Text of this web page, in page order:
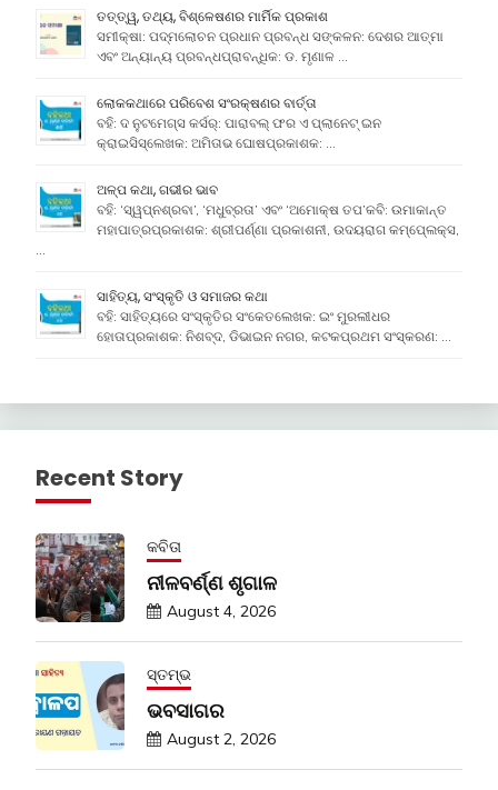
ତତ୍ତ୍ୱ, ତଥ୍ୟ, ବିଶ୍ଳେଷଣର ମାର୍ମିକ ପ୍ରକାଶ
ସମୀକ୍ଷା: ପଦ୍ମଲୋଚନ ପ୍ରଧାନ ପ୍ରବନ୍ଧ ସଙ୍କଳନ: ଦେଶର ଆତ୍ମା
ଏବଂ ଅନ୍ୟାନ୍ୟ ପ୍ରବନ୍ଧପ୍ରାବନ୍ଧିକ: ଡ. ମୃଣାଳ …
ଲୋକକଥାରେ ପରିବେଶ ସଂରକ୍ଷଣର ବାର୍ତ୍ତା
ବହି: ଦ ନୁଟମେଗ୍ସ କର୍ସର୍: ପାରାବଲ୍ ଫର ଏ ପ୍ଲାନେଟ୍ ଇନ
କ୍ରାଇସିସ୍ଲେଖକ: ଅମିତାଭ ଘୋଷପ୍ରକାଶକ: …
ଅଳ୍ପ କଥା, ଗଭୀର ଭାବ
ବହି: ‘ସ୍ୱପ୍ନଶ୍ରବା’, ‘ମଧୁବ୍ରତା’ ଏବଂ ‘ଅମୋକ୍ଷ ତପ’କବି: ଉମାକାନ୍ତ
ମହାପାତ୍ରପ୍ରକାଶକ: ଶ୍ରୀପର୍ଣ୍ଣା ପ୍ରକାଶନୀ, ଉଦୟରାଗ କମ୍ପେ୍ଲକ୍ସ,
ସାହିତ୍ୟ, ସଂସ୍କୃତି ଓ ସମାଜର କଥା
ବହି: ସାହିତ୍ୟରେ ସଂସ୍କୃତିର ସଂକେତଲେଖକ: ଇଂ ମୁରଲୀଧର
ହୋତାପ୍ରକାଶକ: ନିଶବ୍ଦ, ଡିଭାଇନ ନଗର, କଟକପ୍ରଥମ ସଂସ୍କରଣ: …
Recent Story
କବିତା
ନୀଳବର୍ଣ୍ଣ ଶୃଗାଳ
August 4, 2026
ସ୍ତମ୍ଭ
ଭବସାଗର
August 2, 2026